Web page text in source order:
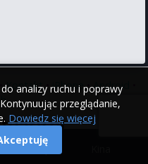
analizy ruchu i poprawy
przeglądanie,
Dowiedz się więcej
|
Kontakt•iPhone•Android